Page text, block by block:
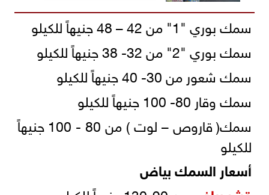
سمك بوري "1" من 42 – 48 جنيهاً للكيلو
سمك بوري "2" من 32- 38 جنيهاً للكيلو
سمك شعور من 30- 40 جنيهاً للكيلو
سمك وقار 80- 100 جنيهاً للكيلو
سمك( قاروص – لوت ) من 80 - 100 جنيهاً
للكيلو
أسعار السمك بياض